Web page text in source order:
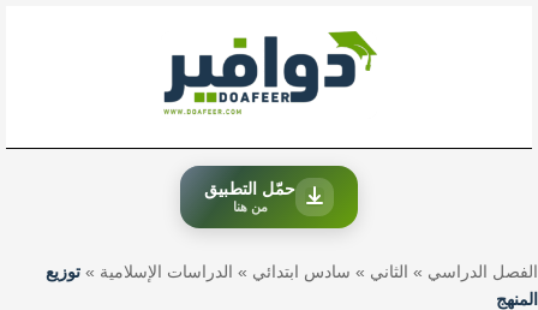
حمّل التطبيق
من هنا
الفصل الدراسي » الثاني » سادس ابتدائي » الدراسات الإسلامية » توزيع
المنهج